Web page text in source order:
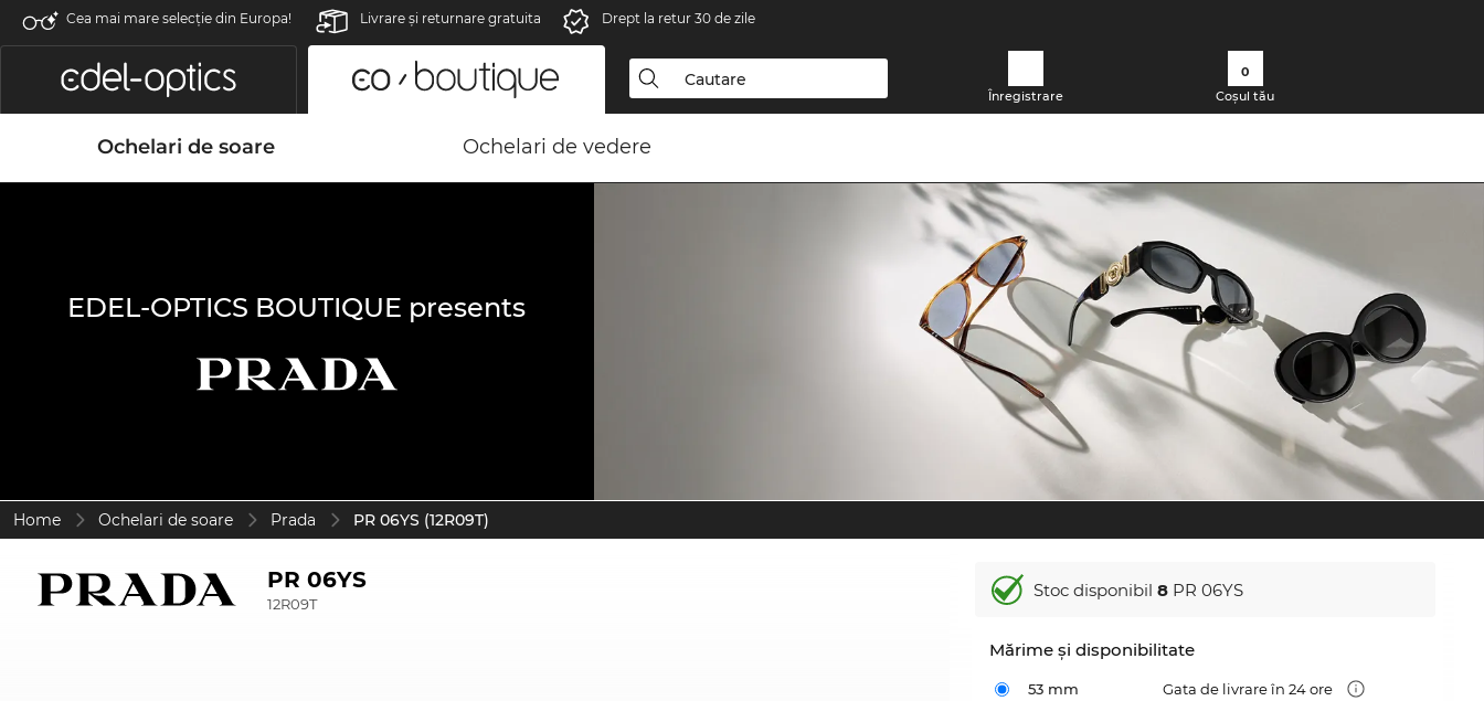
Cea mai mare selecție din Europa! Livrare şi returnare gratuita Drept la retur 30 de zile
Înregistrare
0
Coșul tău
Ochelari de soare Ochelari de vedere
EDEL-OPTICS BOUTIQUE presents
Home Ochelari de soare Prada PR 06YS (12R09T)
PR 06YS
12R09T
Stoc disponibil8 PR 06YS
Mărime şi disponibilitate
53 mm Gata de livrare în 24 ore